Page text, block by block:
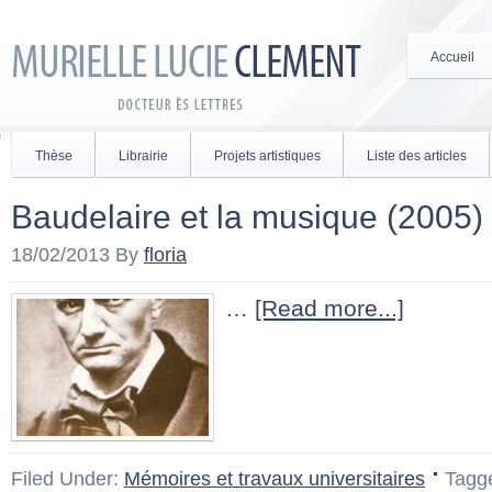
Accueil
Thèse Librairie Projets artistiques Liste des articles
Baudelaire et la musique (2005)
18/02/2013 By floria
… [Read more...]
Filed Under: Mémoires et travaux universitaires